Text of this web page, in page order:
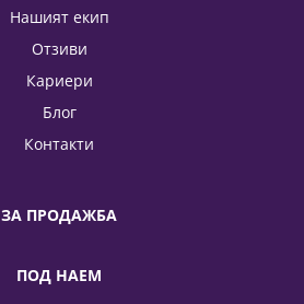
Нашият екип
Отзиви
Кариери
Блог
Контакти
ЗА ПРОДАЖБА
ПОД НАЕМ